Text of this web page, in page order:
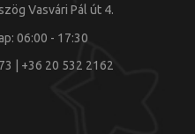
Vasvári Pál út 4.
06:00 - 17:30
| +36 20 532 2162